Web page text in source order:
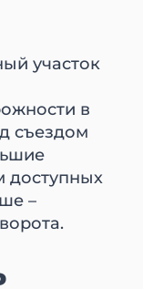
участок
в
съездом
доступных
–